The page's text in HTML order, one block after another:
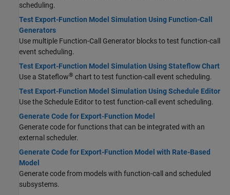
scheduling.
Test Export-Function Model Simulation Using Function-Call
Generators
Use multiple Function-Call Generator blocks to test function-call
event scheduling.
Test Export-Function Model Simulation Using Stateflow Chart
Use a Stateflow® chart to test function-call event scheduling.
Test Export-Function Model Simulation Using Schedule Editor
Use the Schedule Editor to test function-call event scheduling.
Generate Code for Export-Function Model
Generate code for functions that can be integrated with an
external scheduler.
Generate Code for Export-Function Model with Rate-Based
Model
Generate code from models with function-call and scheduled
subsystems.